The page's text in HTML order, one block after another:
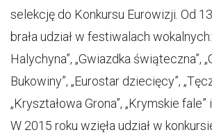
selekcję do Konkursu Eurowizji. Od
brała udział w festiwalach wokalnych:
Halychyna”, „Gwiazdka świąteczna”,
Bukowiny”, „Eurostar dziecięcy”,
„Kryształowa Grona”, „Krymskie fale”
W 2015 roku wzięła udział w